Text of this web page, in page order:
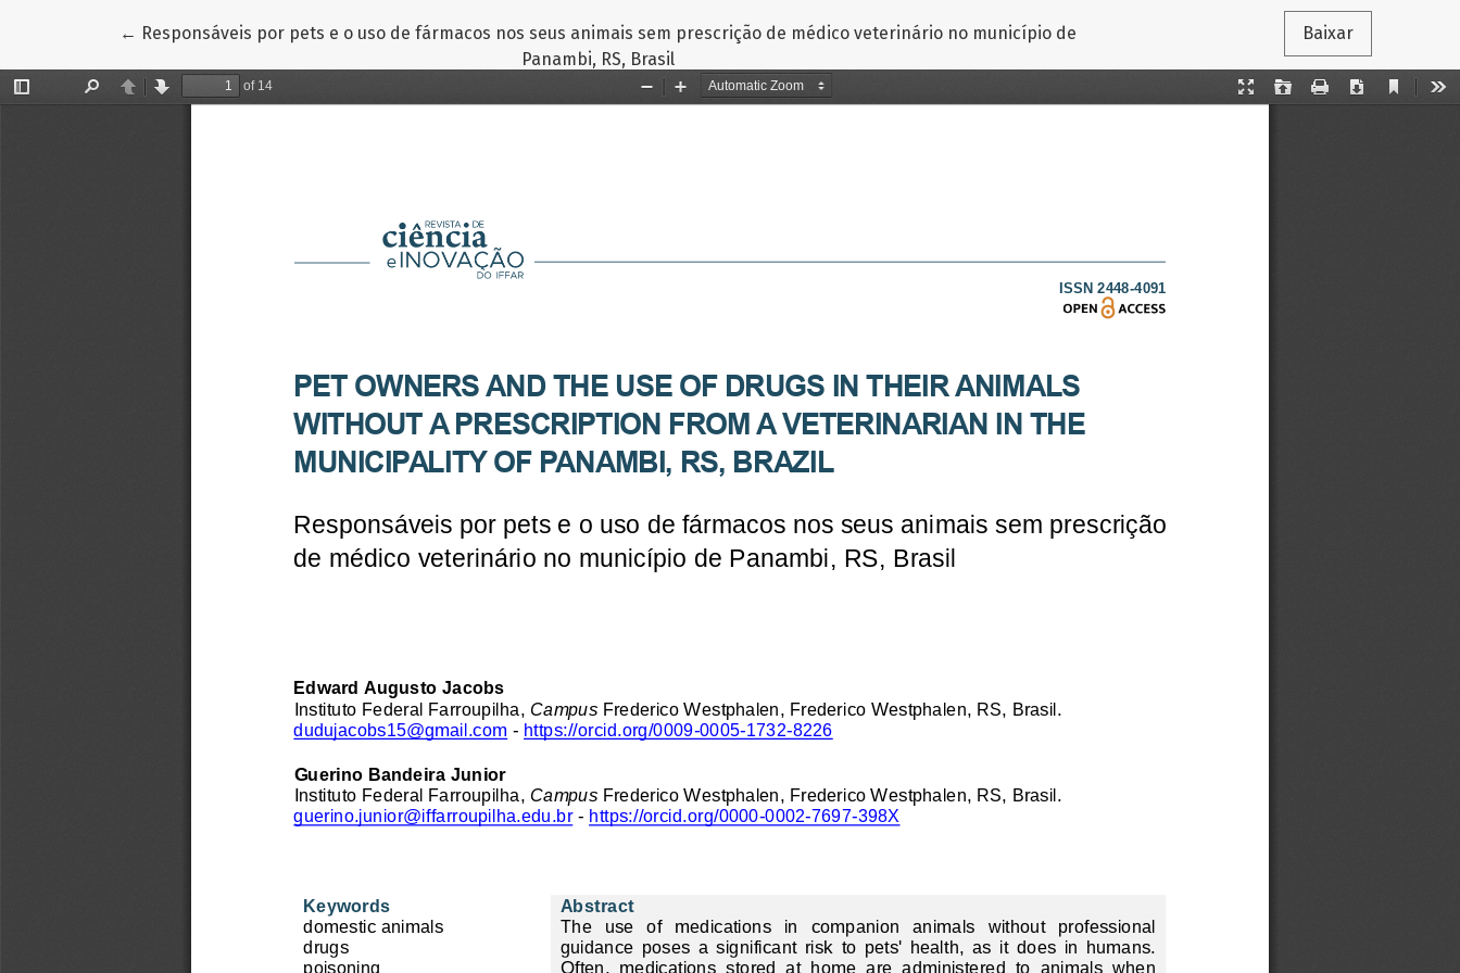
← Voltar aos Detalhes do Artigo
Responsáveis por pets e o uso de fármacos nos seus animais sem prescrição de médico veterinário no município de
Panambi, RS, Brasil
Baixar